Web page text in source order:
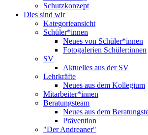
Schutzkonzept
Dies sind wir
Kategorieansicht
Schüler*innen
Neues von Schüler*innen
Fotogalerien Schüler:innen
SV
Aktuelles aus der SV
Lehrkräfte
Neues aus dem Kollegium
Mitarbeiter*innen
Beratungsteam
Neues aus dem
Prävention
"Der Andreaner"